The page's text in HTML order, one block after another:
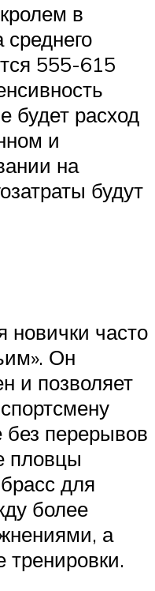
в
среднего
555-615
будет расход
и
на
будут
новички часто
Он
и позволяет
без перерывов
пловцы
для
более
а
тренировки.